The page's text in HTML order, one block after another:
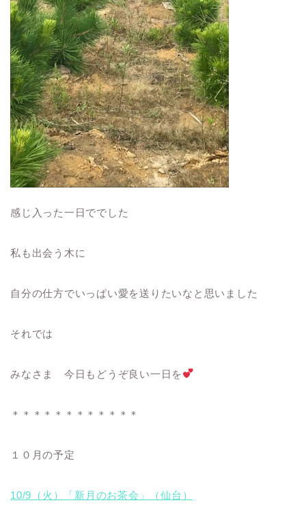
感じ入った一日ででした
私も出会う木に
自分の仕方でいっぱい愛を送りたいなと思いました
それでは
みなさま 今日もどうぞ良い一日を
＊＊＊＊＊＊＊＊＊＊＊＊
１０月の予定
10/9（火）「新月のお茶会」（仙台）